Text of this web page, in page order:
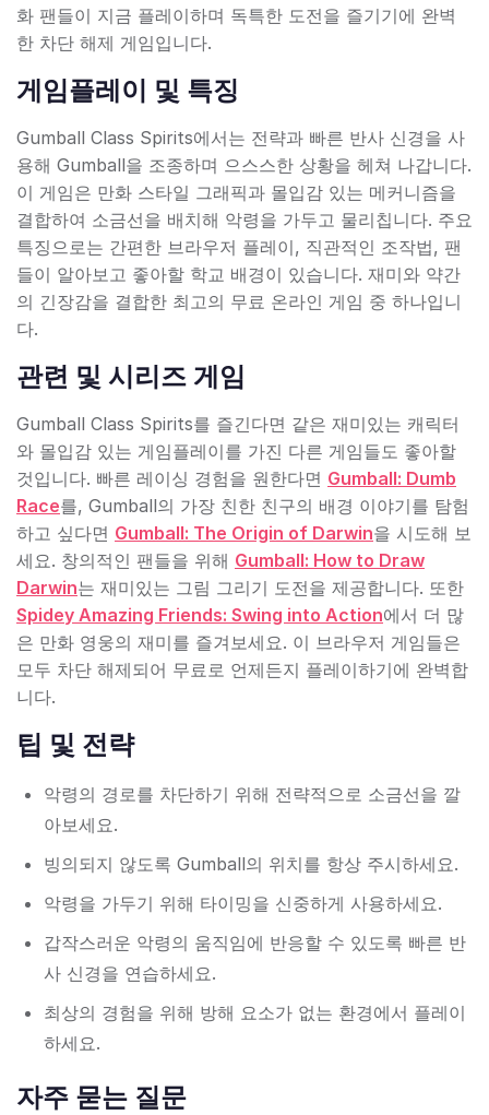
화 팬들이 지금 플레이하며 독특한 도전을 즐기기에 완벽
한 차단 해제 게임입니다.
게임플레이 및 특징
Gumball Class Spirits에서는 전략과 빠른 반사 신경을 사
용해 Gumball을 조종하며 으스스한 상황을 헤쳐 나갑니다.
이 게임은 만화 스타일 그래픽과 몰입감 있는 메커니즘을
결합하여 소금선을 배치해 악령을 가두고 물리칩니다. 주요
특징으로는 간편한 브라우저 플레이, 직관적인 조작법, 팬
들이 알아보고 좋아할 학교 배경이 있습니다. 재미와 약간
의 긴장감을 결합한 최고의 무료 온라인 게임 중 하나입니
다.
관련 및 시리즈 게임
Gumball Class Spirits를 즐긴다면 같은 재미있는 캐릭터
와 몰입감 있는 게임플레이를 가진 다른 게임들도 좋아할
것입니다. 빠른 레이싱 경험을 원한다면 Gumball: Dumb
Race를, Gumball의 가장 친한 친구의 배경 이야기를 탐험
하고 싶다면 Gumball: The Origin of Darwin을 시도해 보
세요. 창의적인 팬들을 위해 Gumball: How to Draw
Darwin는 재미있는 그림 그리기 도전을 제공합니다. 또한
Spidey Amazing Friends: Swing into Action에서 더 많
은 만화 영웅의 재미를 즐겨보세요. 이 브라우저 게임들은
모두 차단 해제되어 무료로 언제든지 플레이하기에 완벽합
니다.
팁 및 전략
악령의 경로를 차단하기 위해 전략적으로 소금선을 깔
아보세요.
빙의되지 않도록 Gumball의 위치를 항상 주시하세요.
악령을 가두기 위해 타이밍을 신중하게 사용하세요.
갑작스러운 악령의 움직임에 반응할 수 있도록 빠른 반
사 신경을 연습하세요.
최상의 경험을 위해 방해 요소가 없는 환경에서 플레이
하세요.
자주 묻는 질문